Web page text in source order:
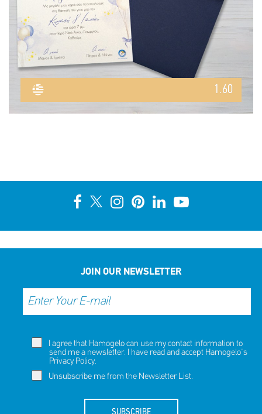
1.60
JOIN OUR NEWSLETTER
I agree that Hamogelo can use my contact information to
send me a newsletter. I have read and accept Hamogelo's
Privacy Policy.
Unsubscribe me from the Newsletter List.